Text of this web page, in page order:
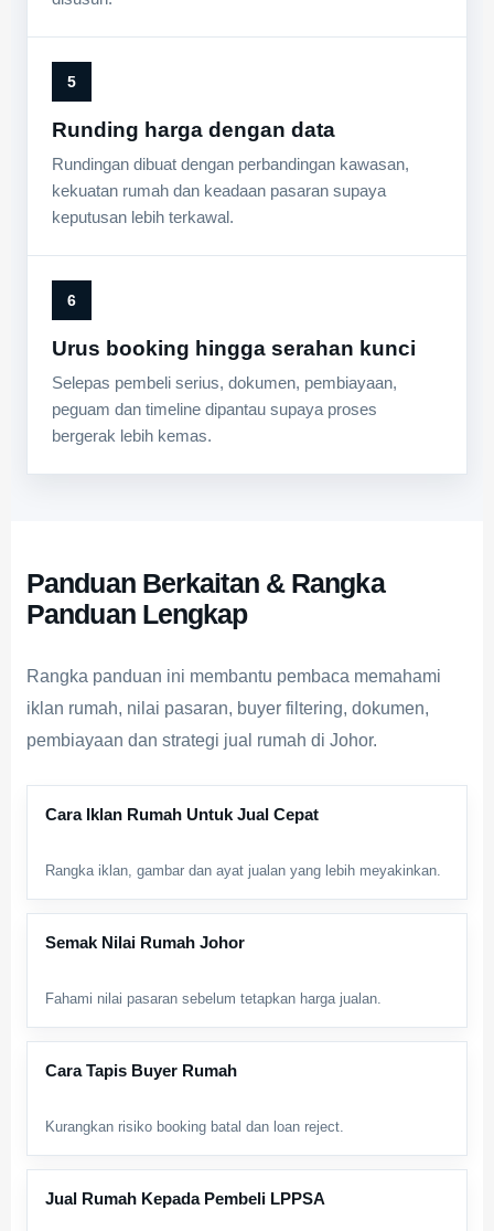
5
Runding harga dengan data
Rundingan dibuat dengan perbandingan kawasan,
kekuatan rumah dan keadaan pasaran supaya
keputusan lebih terkawal.
6
Urus booking hingga serahan kunci
Selepas pembeli serius, dokumen, pembiayaan,
peguam dan timeline dipantau supaya proses
bergerak lebih kemas.
Panduan Berkaitan & Rangka
Panduan Lengkap
Rangka panduan ini membantu pembaca memahami
iklan rumah, nilai pasaran, buyer filtering, dokumen,
pembiayaan dan strategi jual rumah di Johor.
Cara Iklan Rumah Untuk Jual Cepat
Rangka iklan, gambar dan ayat jualan yang lebih meyakinkan.
Semak Nilai Rumah Johor
Fahami nilai pasaran sebelum tetapkan harga jualan.
Cara Tapis Buyer Rumah
Kurangkan risiko booking batal dan loan reject.
Jual Rumah Kepada Pembeli LPPSA